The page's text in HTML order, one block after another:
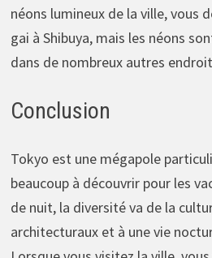
néons lumineux de la ville, vous
gai à Shibuya, mais les néons
dans de nombreux autres
Conclusion
Tokyo est une mégapole
beaucoup à découvrir pour les
de nuit, la diversité va de la
architecturaux et à une vie